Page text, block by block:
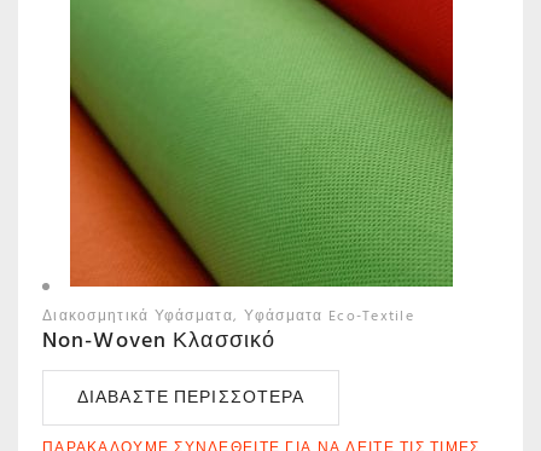
Διακοσμητικά Υφάσματα Υφάσματα Eco-Textile
Non-Woven Κλασσικό
ΔΙΑΒΆΣΤΕ ΠΕΡΙΣΣΌΤΕΡΑ